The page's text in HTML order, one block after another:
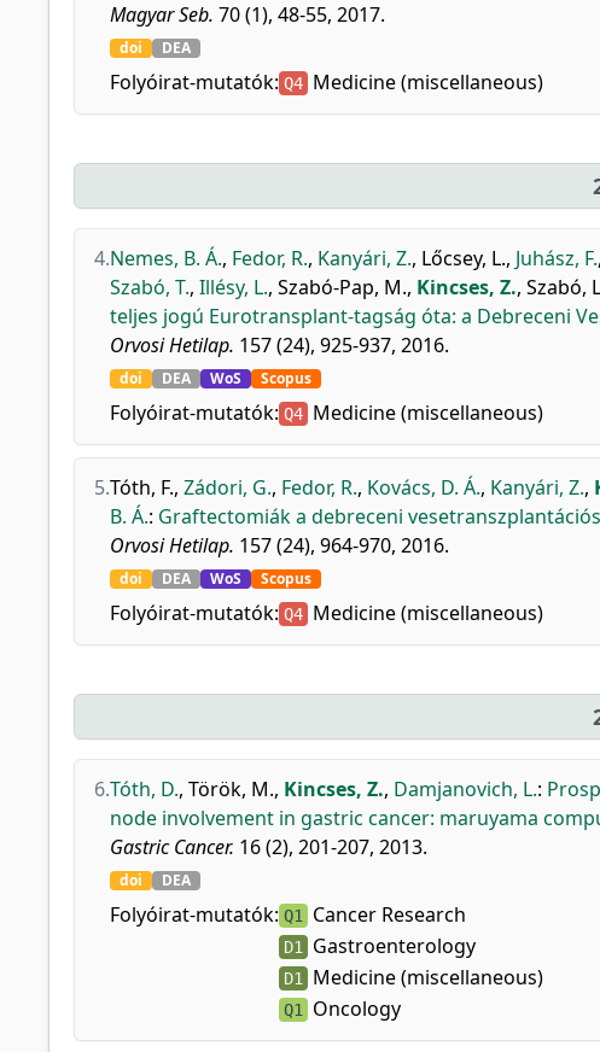
Magyar Seb. 70 (1), 48-55, 2017.
doi DEA
Folyóirat-mutatók: Q4 Medicine (miscellaneous)
4.Nemes, B. Á., Fedor, R., Kanyári, Z., Lőcsey, L., Juhász, F.,
Szabó, T., Illésy, L., Szabó-Pap, M., Kincses, Z., Szabó,
teljes jogú Eurotransplant-tagság óta: a Debreceni
Orvosi Hetilap. 157 (24), 925-937, 2016.
doi DEA WoS Scopus
Folyóirat-mutatók: Q4 Medicine (miscellaneous)
5.Tóth, F., Zádori, G., Fedor, R., Kovács, D. Á., Kanyári, Z.,
B. Á.: Graftectomiák a debreceni
Orvosi Hetilap. 157 (24), 964-970, 2016.
doi DEA WoS Scopus
Folyóirat-mutatók: Q4 Medicine (miscellaneous)
6.Tóth, D., Török, M., Kincses, Z., Damjanovich, L.:
node involvement in gastric cancer: maruyama
Gastric Cancer. 16 (2), 201-207, 2013.
doi DEA
Folyóirat-mutatók: Q1 Cancer Research
D1 Gastroenterology
D1 Medicine (miscellaneous)
Q1 Oncology